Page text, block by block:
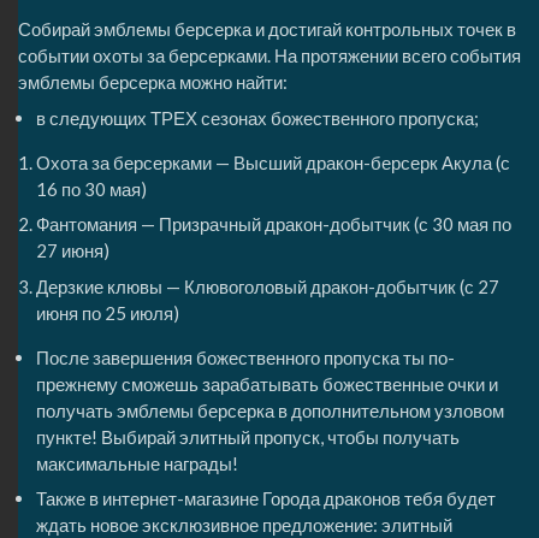
Собирай эмблемы берсерка и достигай контрольных точек в
событии охоты за берсерками. На протяжении всего события
эмблемы берсерка можно найти:
в следующих ТРЕХ сезонах божественного пропуска;
Охота за берсерками — Высший дракон-берсерк Акула (с
16 по 30 мая)
Фантомания — Призрачный дракон-добытчик (с 30 мая по
27 июня)
Дерзкие клювы — Клювоголовый дракон-добытчик (с 27
июня по 25 июля)
После завершения божественного пропуска ты по-
прежнему сможешь зарабатывать божественные очки и
получать эмблемы берсерка в дополнительном узловом
пункте! Выбирай элитный пропуск, чтобы получать
максимальные награды!
Также в интернет-магазине Города драконов тебя будет
ждать новое эксклюзивное предложение: элитный